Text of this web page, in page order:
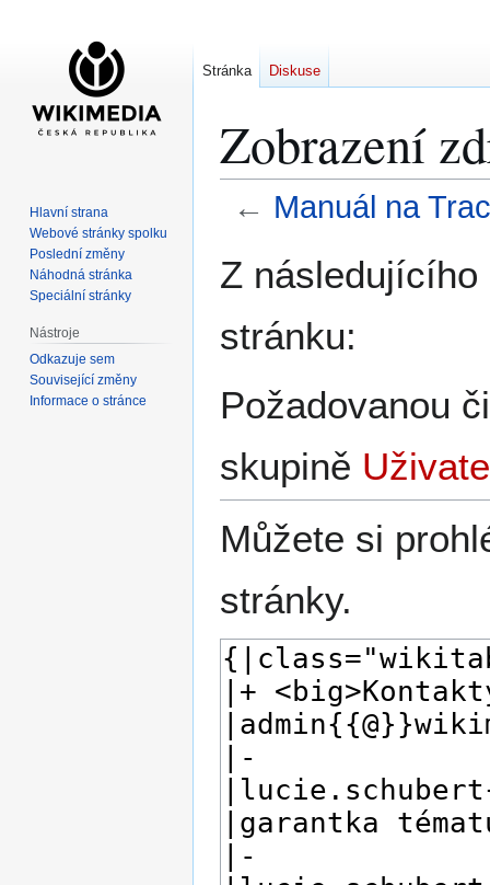
Zobrazení
← Manuál na
na
na
Z následujícího
stránku:
Požadovanou
skupině
Můžete si
stránky.
Stránka Diskuse
Hlavní strana
Webové stránky spolku
Poslední změny
Náhodná stránka
Speciální stránky
Nástroje
Odkazuje sem
Související změny
Informace o stránce